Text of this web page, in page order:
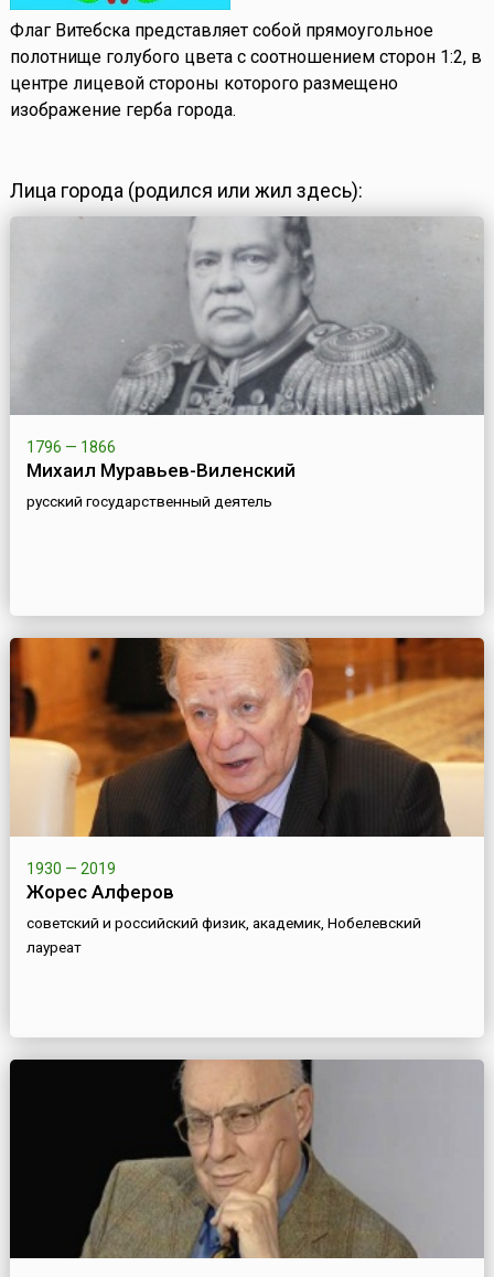
Флаг Витебска представляет собой прямоугольное
полотнище голубого цвета с соотношением сторон 1:2, в
центре лицевой стороны которого размещено
изображение герба города.
Лица города (родился или жил здесь):
1796 — 1866
Михаил Муравьев-Виленский
русский государственный деятель
1930 — 2019
Жорес Алферов
советский и российский физик, академик, Нобелевский
лауреат